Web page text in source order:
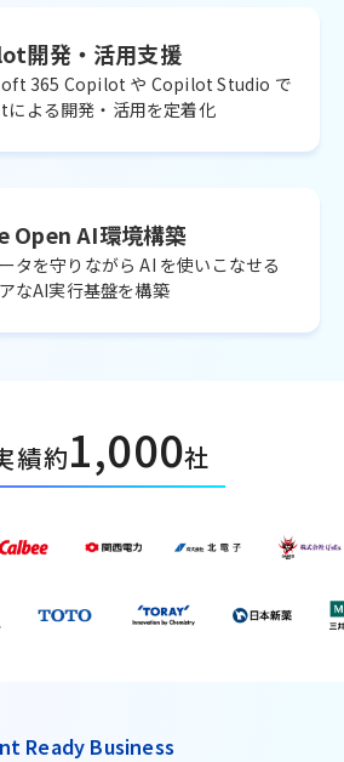
開発・活用支援
365 Copilot や Copilot Studio で
よる開発・活用を定着化
Open AI環境構築
タを守りながら AI を使いこなせる
なAI実行基盤を構築
績約1,000社
Ready Business